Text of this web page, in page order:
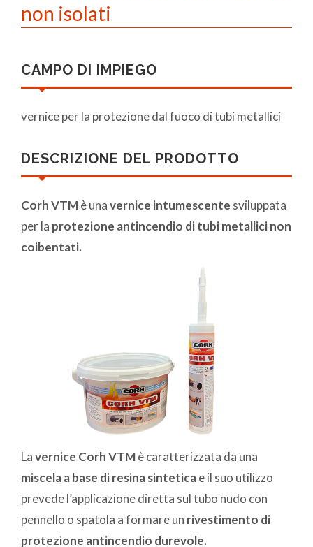
non isolati
CAMPO DI IMPIEGO
vernice per la protezione dal fuoco di tubi metallici
DESCRIZIONE DEL PRODOTTO
Corh VTMè unavernice intumescente sviluppata
per la protezione antincendio di tubi metallici non
coibentati.
Lavernice Corh VTMè caratterizzata da una
miscela a base di resina sinteticae il suo utilizzo
prevede l’applicazione diretta sul tubo nudo con
pennello o spatola a formare un rivestimento di
protezione antincendio durevole.